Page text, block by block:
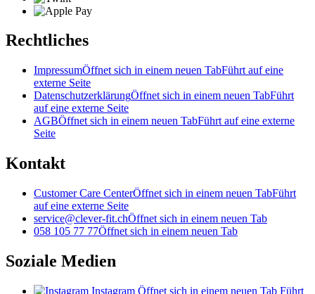
Rechtliches
ImpressumÖffnet sich in einem neuen TabFührt auf eine
externe Seite
DatenschutzerklärungÖffnet sich in einem neuen TabFührt
auf eine externe Seite
AGBÖffnet sich in einem neuen TabFührt auf eine externe
Seite
Kontakt
Customer Care CenterÖffnet sich in einem neuen TabFührt
auf eine externe Seite
service@clever-fit.chÖffnet sich in einem neuen Tab
058 105 77 77Öffnet sich in einem neuen Tab
Soziale Medien
Instagram Öffnet sich in einem neuen Tab Führt